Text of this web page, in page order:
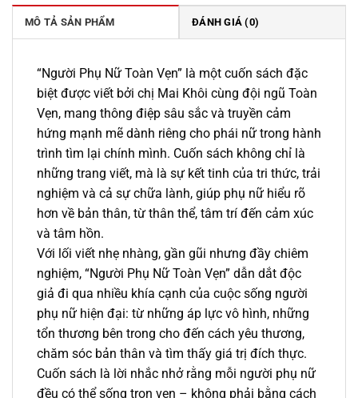
322.000 ₫.
MÔ TẢ SẢN PHẨM ĐÁNH GIÁ (0)
“Người Phụ Nữ Toàn Vẹn” là một cuốn sách đặc
biệt được viết bởi chị Mai Khôi cùng đội ngũ Toàn
Vẹn, mang thông điệp sâu sắc và truyền cảm
hứng mạnh mẽ dành riêng cho phái nữ trong hành
trình tìm lại chính mình. Cuốn sách không chỉ là
những trang viết, mà là sự kết tinh của tri thức, trải
nghiệm và cả sự chữa lành, giúp phụ nữ hiểu rõ
hơn về bản thân, từ thân thể, tâm trí đến cảm xúc
và tâm hồn.
Với lối viết nhẹ nhàng, gần gũi nhưng đầy chiêm
nghiệm, “Người Phụ Nữ Toàn Vẹn” dẫn dắt độc
giả đi qua nhiều khía cạnh của cuộc sống người
phụ nữ hiện đại: từ những áp lực vô hình, những
tổn thương bên trong cho đến cách yêu thương,
chăm sóc bản thân và tìm thấy giá trị đích thực.
Cuốn sách là lời nhắc nhở rằng mỗi người phụ nữ
đều có thể sống trọn vẹn – không phải bằng cách